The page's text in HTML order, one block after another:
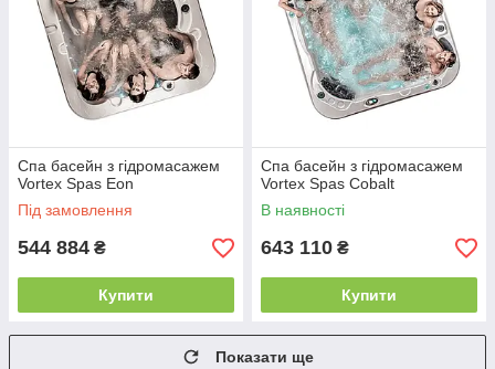
Спа басейн з гідромасажем
Vortex Spas Eon
Під замовлення
544 884 ₴
Купити
Спа басейн з гідромасажем
Vortex Spas Cobalt
В наявності
643 110 ₴
Купити
Показати ще